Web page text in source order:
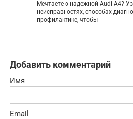
Мечтаете о надежной Audi A4?
неисправностях, способах
профилактике, чтобы
Добавить комментарий
Имя
Email